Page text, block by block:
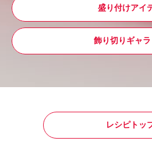
盛り付けアイ
飾り切りギャ
レシピトッ